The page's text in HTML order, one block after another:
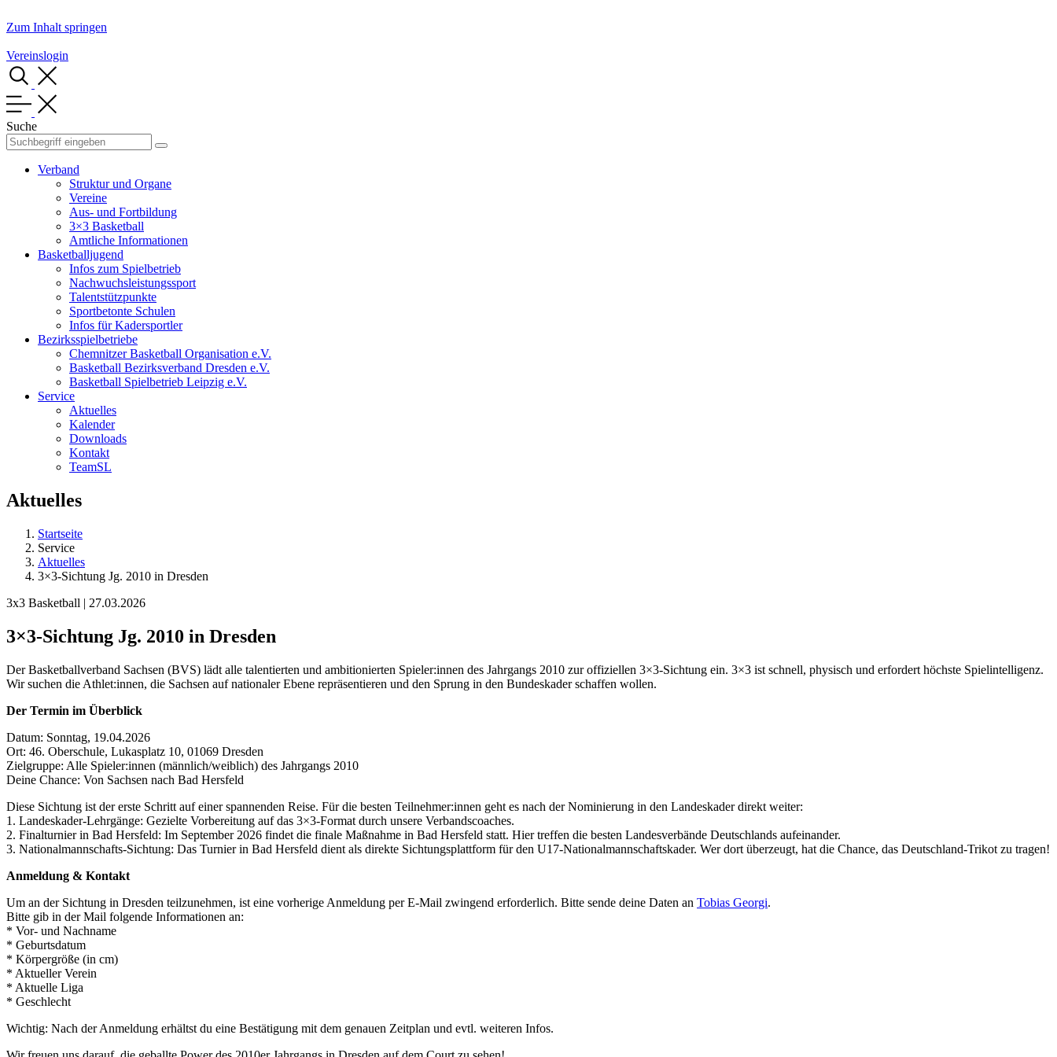
Zum Inhalt springen
Vereinslogin
Suche
Verband
Struktur und Organe
Vereine
Aus- und Fortbildung
3×3 Basketball
Amtliche Informationen
Basketballjugend
Infos zum Spielbetrieb
Nachwuchsleistungssport
Talentstützpunkte
Sportbetonte Schulen
Infos für Kadersportler
Bezirksspielbetriebe
Chemnitzer Basketball Organisation e.V.
Basketball Bezirksverband Dresden e.V.
Basketball Spielbetrieb Leipzig e.V.
Service
Aktuelles
Kalender
Downloads
Kontakt
TeamSL
Aktuelles
Startseite
Service
Aktuelles
3×3-Sichtung Jg. 2010 in Dresden
3x3 Basketball | 27.03.2026
3×3-Sichtung Jg. 2010 in Dresden
Der Basketballverband Sachsen (BVS) lädt alle talentierten und ambitionierten Spieler:innen des Jahrgangs 2010 zur offiziellen 3×3-Sichtung ein. 3×3 ist schnell, physisch und erfordert höchste Spielintelligenz.
Wir suchen die Athlet:innen, die Sachsen auf nationaler Ebene repräsentieren und den Sprung in den Bundeskader schaffen wollen.
Der Termin im Überblick
Datum: Sonntag, 19.04.2026
Ort: 46. Oberschule, Lukasplatz 10, 01069 Dresden
Zielgruppe: Alle Spieler:innen (männlich/weiblich) des Jahrgangs 2010
Deine Chance: Von Sachsen nach Bad Hersfeld
Diese Sichtung ist der erste Schritt auf einer spannenden Reise. Für die besten Teilnehmer:innen geht es nach der Nominierung in den Landeskader direkt weiter:
1. Landeskader-Lehrgänge: Gezielte Vorbereitung auf das 3×3-Format durch unsere Verbandscoaches.
2. Finalturnier in Bad Hersfeld: Im September 2026 findet die finale Maßnahme in Bad Hersfeld statt. Hier treffen die besten Landesverbände Deutschlands aufeinander.
3. Nationalmannschafts-Sichtung: Das Turnier in Bad Hersfeld dient als direkte Sichtungsplattform für den U17-Nationalmannschaftskader. Wer dort überzeugt, hat die Chance, das Deutschland-Trikot zu tragen!
Anmeldung & Kontakt
Um an der Sichtung in Dresden teilzunehmen, ist eine vorherige Anmeldung per E-Mail zwingend erforderlich. Bitte sende deine Daten an Tobias Georgi.
Bitte gib in der Mail folgende Informationen an:
* Vor- und Nachname
* Geburtsdatum
* Körpergröße (in cm)
* Aktueller Verein
* Aktuelle Liga
* Geschlecht
Wichtig: Nach der Anmeldung erhältst du eine Bestätigung mit dem genauen Zeitplan und evtl. weiteren Infos.